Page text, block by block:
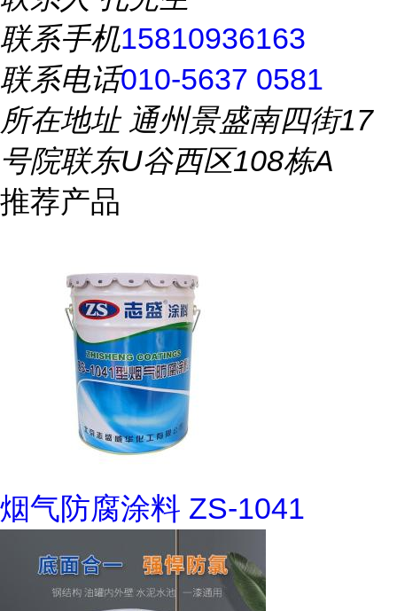
联系手机15810936163
联系电话010-5637 0581
所在地址通州景盛南四街17
号院联东U谷西区108栋A
推荐产品
烟气防腐涂料 ZS-1041